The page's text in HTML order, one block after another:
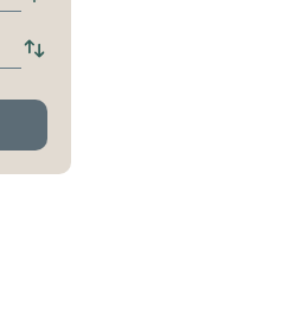
hållplats
Byt
och